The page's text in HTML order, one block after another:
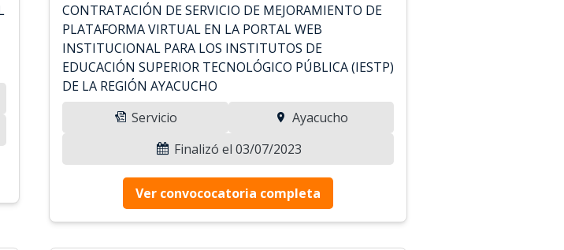
CONTRATACIÓN DE SERVICIO DE MEJORAMIENTO DE
PLATAFORMA VIRTUAL EN LA PORTAL WEB
INSTITUCIONAL PARA LOS INSTITUTOS DE
EDUCACIÓN SUPERIOR TECNOLÓGICO PÚBLICA (IESTP)
DE LA REGIÓN AYACUCHO
Servicio
Ayacucho
Finalizó el 03/07/2023
Ver convococatoria completa